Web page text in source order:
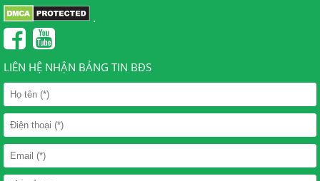
.
LIÊN HỆ NHẬN BẢNG TIN BĐS